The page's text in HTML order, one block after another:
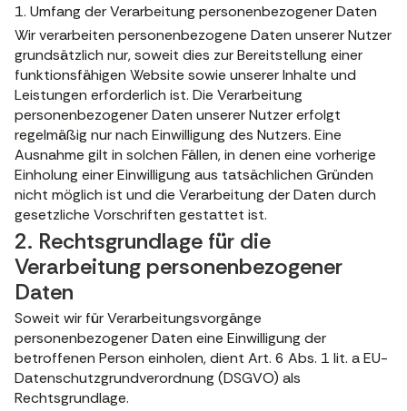
1. Umfang der Verarbeitung personenbezogener Daten
Wir verarbeiten personenbezogene Daten unserer Nutzer
grundsätzlich nur, soweit dies zur Bereitstellung einer
funktionsfähigen Website sowie unserer Inhalte und
Leistungen erforderlich ist. Die Verarbeitung
personenbezogener Daten unserer Nutzer erfolgt
regelmäßig nur nach Einwilligung des Nutzers. Eine
Ausnahme gilt in solchen Fällen, in denen eine vorherige
Einholung einer Einwilligung aus tatsächlichen Gründen
nicht möglich ist und die Verarbeitung der Daten durch
gesetzliche Vorschriften gestattet ist.
2. Rechtsgrundlage für die
Verarbeitung personenbezogener
Daten
Soweit wir für Verarbeitungsvorgänge
personenbezogener Daten eine Einwilligung der
betroffenen Person einholen, dient Art. 6 Abs. 1 lit. a EU-
Datenschutzgrundverordnung (DSGVO) als
Rechtsgrundlage.